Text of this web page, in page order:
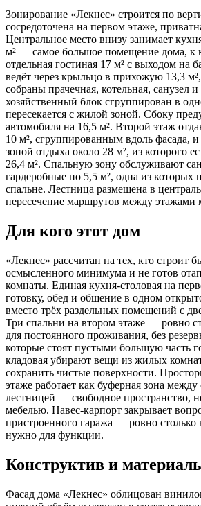
Зонирование «Лекнес» строится по
сосредоточена на первом этаже,
Центральное место внизу занимает
м² — самое большое помещение дома, к
отдельная гостиная 17 м² с выходом на
ведёт через крыльцо в прихожую 13,3
собраны прачечная, котельная, санузел
хозяйственный блок сгруппирован в
пересекается с жилой зоной. Сбоку
автомобиля на 16,5 м². Второй этаж
10 м², сгруппированным вдоль фасада,
зоной отдыха около 28 м², из которого
26,4 м². Спальную зону обслуживают
гардеробные по 5,5 м², одна из которых
спальне. Лестница размещена в
пересечение маршрутов между этажами
Для кого этот дом
«Лекнес» рассчитан на тех, кто строит
осмысленного минимума и не готов
комнаты. Единая кухня-столовая на
готовку, обед и общение в одном
вместо трёх раздельных помещений с
Три спальни на втором этаже — ровно
для постоянного проживания, без
которые стоят пустыми большую часть
кладовая убирают вещи из жилых
сохранить чистые поверхности.
этаже работает как буферная зона
лестницей — свободное пространство,
мебелью. Навес-карпорт закрывает
пристроенного гаража — ровно столько
нужно для функции.
Конструктив и
Фасад дома «Лекнес» облицован